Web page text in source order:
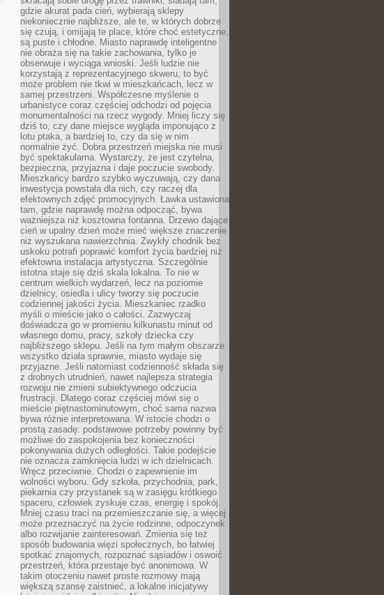
gdzie akurat pada cień, wybierają sklepy
niekoniecznie najbliższe, ale te, w których dobrze
się czują, i omijają te place, które choć estetyczne,
są puste i chłodne. Miasto naprawdę inteligentne
nie obraża się na takie zachowania, tylko je
obserwuje i wyciąga wnioski. Jeśli ludzie nie
korzystają z reprezentacyjnego skweru, to być
może problem nie tkwi w mieszkańcach, lecz w
samej przestrzeni. Współczesne myślenie o
urbanistyce coraz częściej odchodzi od pojęcia
monumentalności na rzecz wygody. Mniej liczy się
dziś to, czy dane miejsce wygląda imponująco z
lotu ptaka, a bardziej to, czy da się w nim
normalnie żyć. Dobra przestrzeń miejska nie musi
być spektakularna. Wystarczy, że jest czytelna,
bezpieczna, przyjazna i daje poczucie swobody.
Mieszkańcy bardzo szybko wyczuwają, czy dana
inwestycja powstała dla nich, czy raczej dla
efektownych zdjęć promocyjnych. Ławka ustawiona
tam, gdzie naprawdę można odpocząć, bywa
ważniejsza niż kosztowna fontanna. Drzewo dające
cień w upalny dzień może mieć większe znaczenie
niż wyszukana nawierzchnia. Zwykły chodnik bez
uskoku potrafi poprawić komfort życia bardziej niż
efektowna instalacja artystyczna. Szczególnie
istotna staje się dziś skala lokalna. To nie w
centrum wielkich wydarzeń, lecz na poziomie
dzielnicy, osiedla i ulicy tworzy się poczucie
codziennej jakości życia. Mieszkaniec rzadko
myśli o mieście jako o całości. Zazwyczaj
doświadcza go w promieniu kilkunastu minut od
własnego domu, pracy, szkoły dziecka czy
najbliższego sklepu. Jeśli na tym małym obszarze
wszystko działa sprawnie, miasto wydaje się
przyjazne. Jeśli natomiast codzienność składa się
z drobnych utrudnień, nawet najlepsza strategia
rozwoju nie zmieni subiektywnego odczucia
frustracji. Dlatego coraz częściej mówi się o
mieście piętnastominutowym, choć sama nazwa
bywa różnie interpretowana. W istocie chodzi o
prostą zasadę: podstawowe potrzeby powinny być
możliwe do zaspokojenia bez konieczności
pokonywania dużych odległości. Takie podejście
nie oznacza zamknięcia ludzi w ich dzielnicach.
Wręcz przeciwnie. Chodzi o zapewnienie im
wolności wyboru. Gdy szkoła, przychodnia, park,
piekarnia czy przystanek są w zasięgu krótkiego
spaceru, człowiek zyskuje czas, energię i spokój.
Mniej czasu traci na przemieszczanie się, a więcej
może przeznaczyć na życie rodzinne, odpoczynek
albo rozwijanie zainteresowań. Zmienia się też
sposób budowania więzi społecznych, bo łatwiej
spotkać znajomych, rozpoznać sąsiadów i oswoić
przestrzeń, która przestaje być anonimowa. W
takim otoczeniu nawet proste rozmowy mają
większą szansę zaistnieć, a lokalne inicjatywy